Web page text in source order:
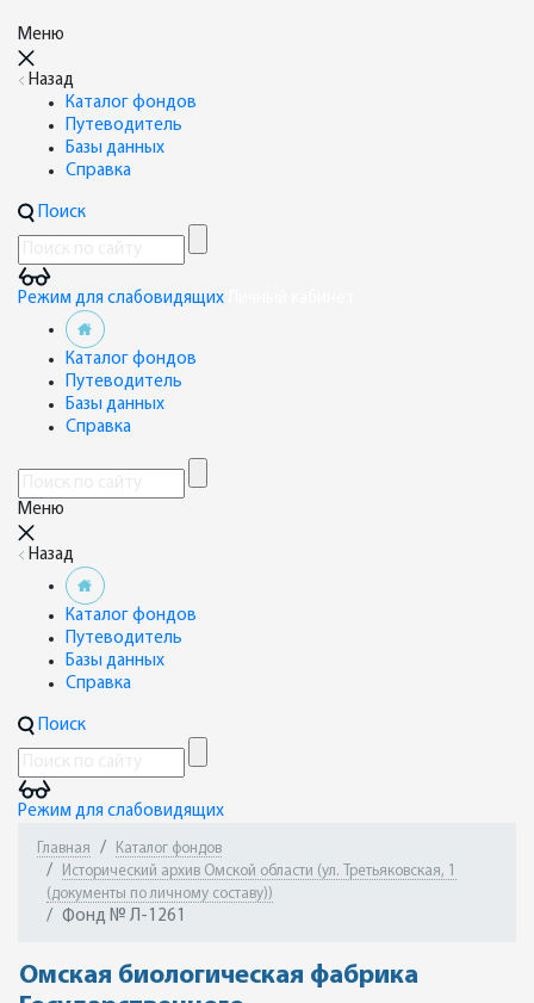
Меню
Назад
Каталог фондов
Путеводитель
Базы данных
Справка
Поиск
Режим для слабовидящих
Каталог фондов
Путеводитель
Базы данных
Справка
Меню
Назад
Каталог фондов
Путеводитель
Базы данных
Справка
Поиск
Режим для слабовидящих
Главная
Каталог фондов
Исторический архив Омской области (ул. Третьяковская, 1
(документы по личному составу))
Фонд № Л-1261
Омская биологическая фабрика